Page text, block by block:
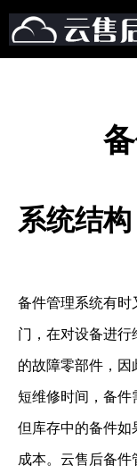
系统结构
备件管理系统有时
门，在对设备进
的故障零部件，
短维修时间，备件
但库存中的备件如
成本。云售后备